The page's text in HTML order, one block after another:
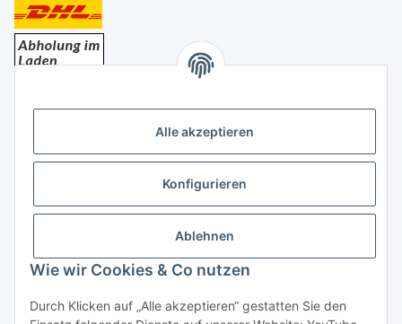
Alle akzeptieren
Konfigurieren
Ablehnen
Wie wir Cookies & Co nutzen
Durch Klicken auf „Alle akzeptieren“ gestatten Sie den
Rechtliches